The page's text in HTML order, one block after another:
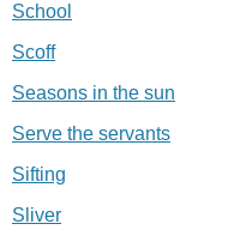
School
Scoff
Seasons in the sun
Serve the servants
Sifting
Sliver